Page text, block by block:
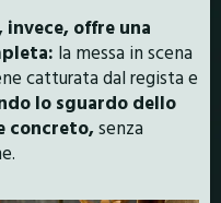
offre una
la messa in scena
catturata dal regista e
lo sguardo dello
concreto,senza